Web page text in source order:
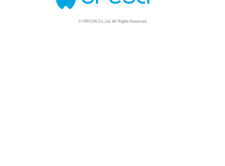
© ORCOA Co.,Ltd. All Rights Reserved.